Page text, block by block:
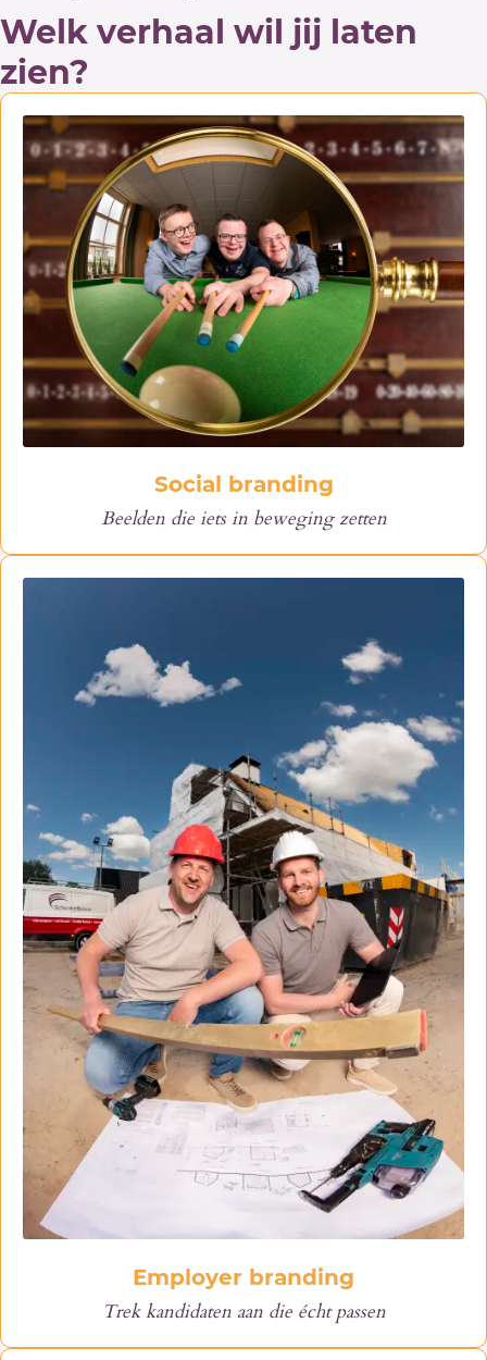
Welk verhaal wil jij laten
zien?
Social branding
Beelden die iets in beweging zetten
Employer branding
Trek kandidaten aan die écht passen